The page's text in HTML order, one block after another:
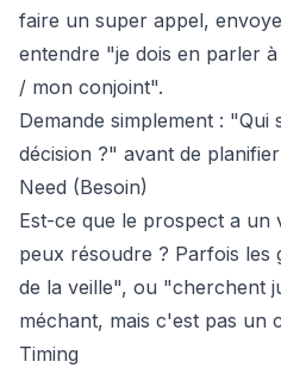
faire un super appel,
entendre "je dois en parler
/ mon conjoint".
Demande simplement : "Qui
décision ?" avant de
Need (Besoin)
Est-ce que le prospect a un
peux résoudre ? Parfois
de la veille", ou "cherchent
méchant, mais c'est pas un
Timing